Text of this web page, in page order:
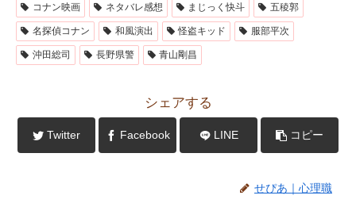
コナン映画 ネタバレ感想 まじっく快斗 五稜郭
名探偵コナン 和風演出 怪盗キッド 服部平次
沖田総司 長野県警 青山剛昌
シェアする
Twitter Facebook LINE コピー
せぴあ｜心理職